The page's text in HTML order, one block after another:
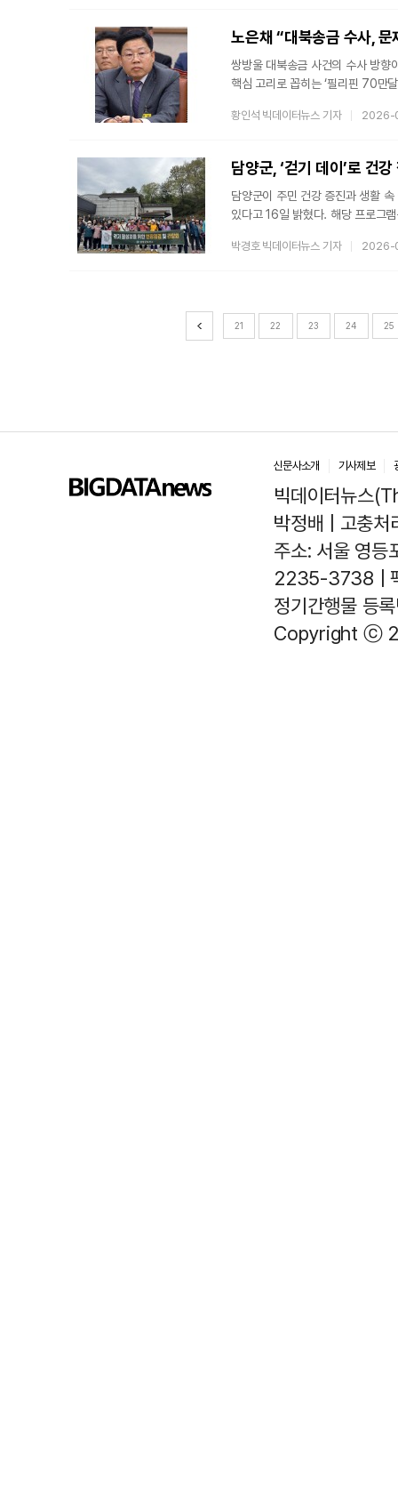
한층 속도를 낼 전망이다.특히 이
노은채 “대북송금 수사,
쌍방울 대북송금 사건의 수사 방향
핵심 고리로 꼽히는 ‘필리핀 70만
전 쌍방울 부회장은 2019년 필리
기존 판단을 유지해, 같은 사안을
황인석 빅데이터뉴스 기자 2026-
담양군, ‘걷기 데이’로 건
담양군이 주민 건강 증진과 생활
있다고 16일 밝혔다. 해당 프로그
활동을 실천하고 있다.현재까지
박경호 빅데이터뉴스 기자 2026-
21 22 23 24 25
신문사소개 기사제보
빅데이터뉴스
박정배 | 고충
주소: 서울 영
2235-3738 |
정기간행물 등
Copyright ⓒ